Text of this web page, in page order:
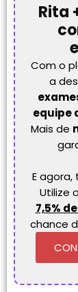
Rita
Com o
a
equipe
Mais de
E
Utilize
7,5%
chance